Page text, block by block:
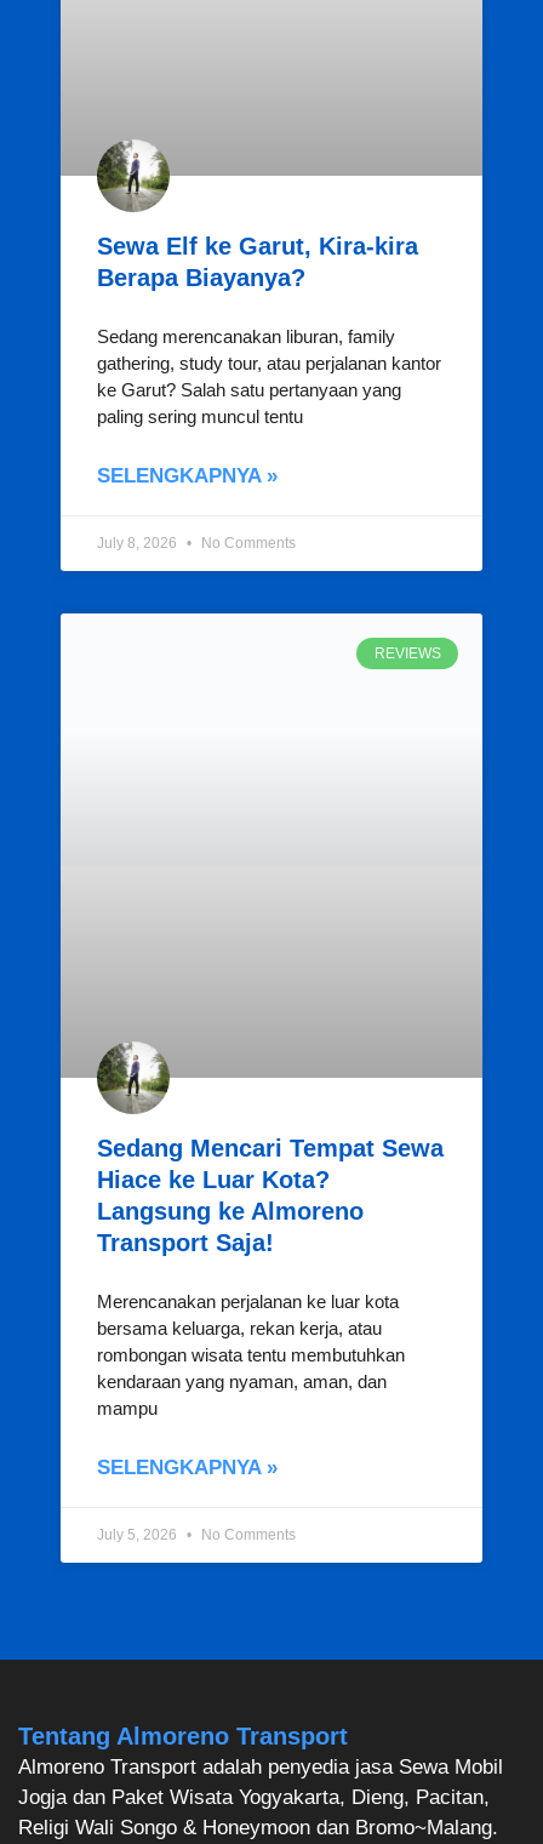
Sewa Elf ke Garut, Kira-kira
Berapa Biayanya?
Sedang merencanakan liburan, family
gathering, study tour, atau perjalanan kantor
ke Garut? Salah satu pertanyaan yang
paling sering muncul tentu
SELENGKAPNYA »
July 8, 2026 No Comments
REVIEWS
Sedang Mencari Tempat Sewa
Hiace ke Luar Kota?
Langsung ke Almoreno
Transport Saja!
Merencanakan perjalanan ke luar kota
bersama keluarga, rekan kerja, atau
rombongan wisata tentu membutuhkan
kendaraan yang nyaman, aman, dan
mampu
SELENGKAPNYA »
July 5, 2026 No Comments
Tentang Almoreno Transport
Almoreno Transport adalah penyedia jasa Sewa Mobil
Jogja dan Paket Wisata Yogyakarta, Dieng, Pacitan,
Religi Wali Songo & Honeymoon dan Bromo~Malang.